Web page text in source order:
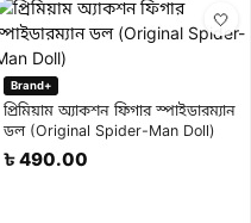
🤍
Brand+
প্রিমিয়াম অ্যাকশন ফিগার স্পাইডারম্যান
ডল (Original Spider-Man Doll)
৳ 490.00